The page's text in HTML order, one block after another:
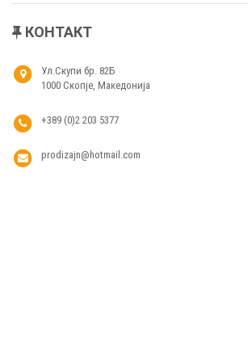
КОНТАКТ
Ул.Скупи бр. 82Б
1000 Скопје, Македонија
+389 (0)2 203 5377
prodizajn@hotmail.com